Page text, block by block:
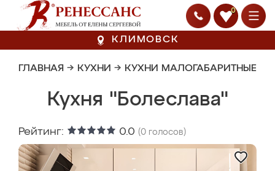
0
КЛИМОВСК
ГЛАВНАЯ → КУХНИ → КУХНИ МАЛОГАБАРИТНЫЕ
Кухня "Болеслава"
Рейтинг: 0.0 (0 голосов)